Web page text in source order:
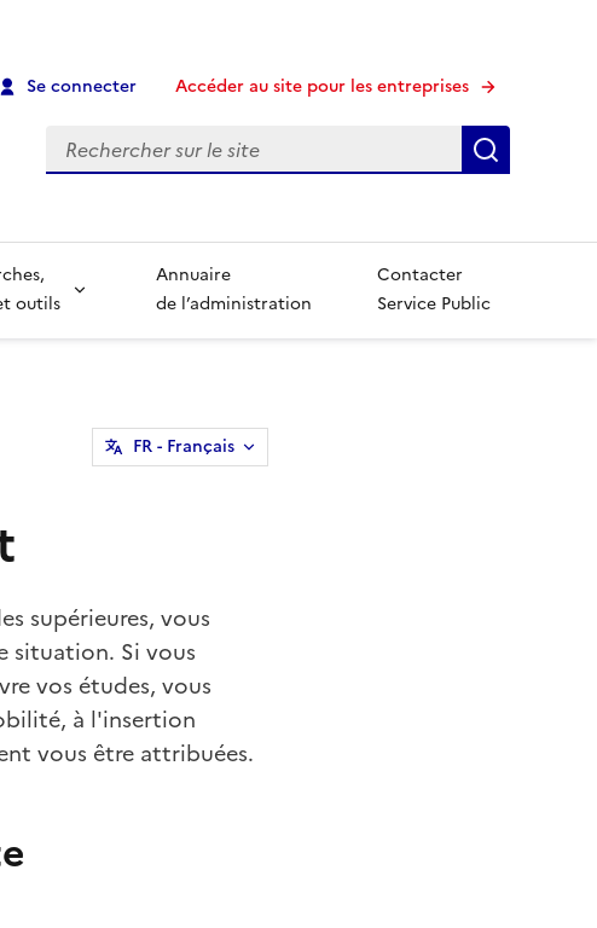
Se connecter Accéder au site pour les entreprises
Recherche
outils
Annuaire
de l’administration
Contacter
Service Public
FR- Français
supérieures, vous
situation. Si vous
vos études, vous
à l'insertion
vous être attribuées.